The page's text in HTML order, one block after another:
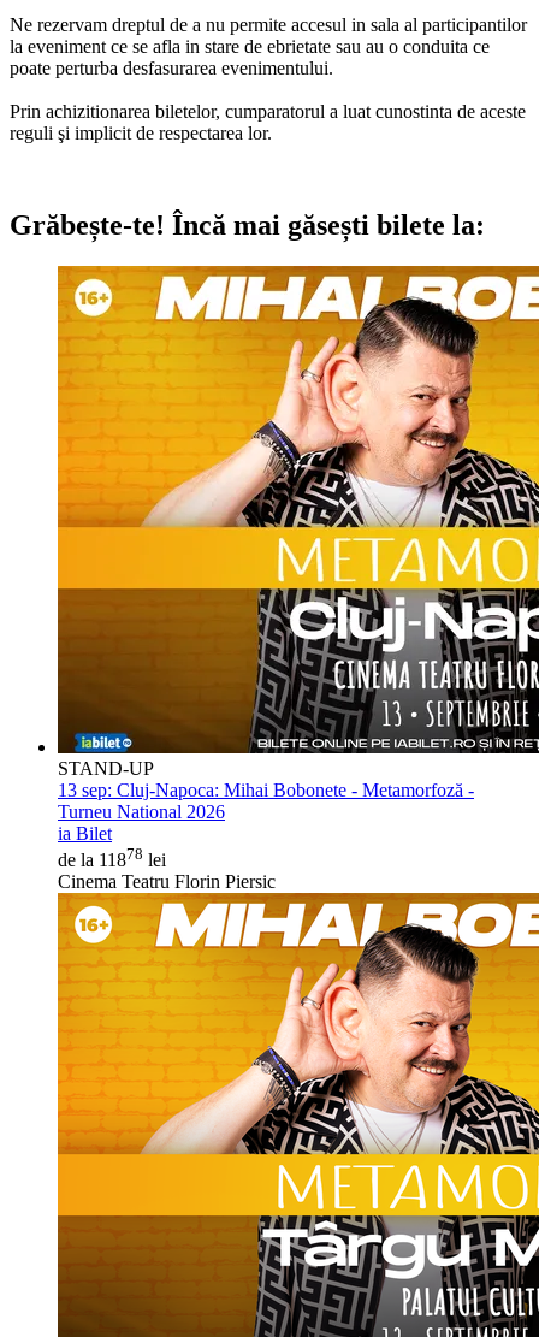
Ne rezervam dreptul de a nu permite accesul in sala al participantilor
la eveniment ce se afla in stare de ebrietate sau au o conduita ce
poate perturba desfasurarea evenimentului.
Prin achizitionarea biletelor, cumparatorul a luat cunostinta de aceste
reguli şi implicit de respectarea lor.
Grăbește-te! Încă mai găsești bilete la:
STAND-UP
13 sep: Cluj-Napoca: Mihai Bobonete - Metamorfoză -
Turneu National 2026
ia Bilet
de la 11878 lei
Cinema Teatru Florin Piersic